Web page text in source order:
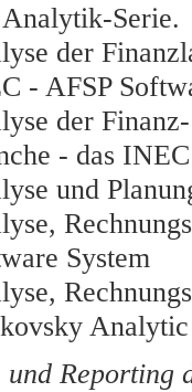
Serie.
der
- AFSP
der
- das
und
System
und Reporting